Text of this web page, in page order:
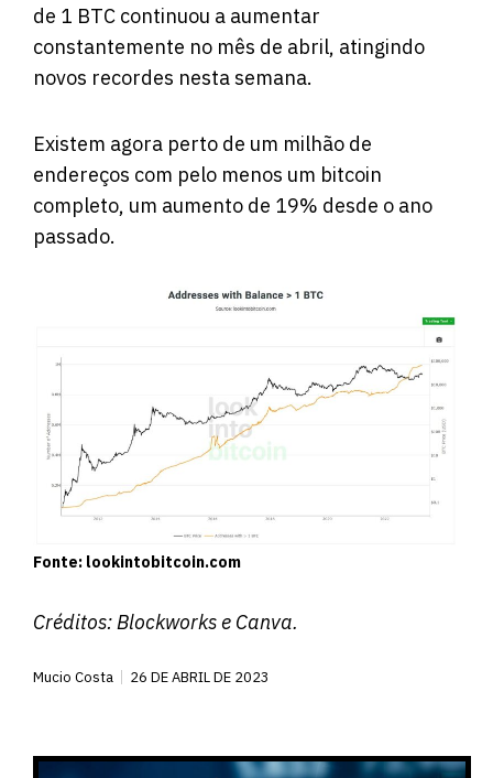
de 1 BTC continuou a aumentar
constantemente no mês de abril, atingindo
novos recordes nesta semana.
Existem agora perto de um milhão de
endereços com pelo menos um bitcoin
completo, um aumento de 19% desde o ano
passado.
Fonte: lookintobitcoin.com
Créditos:Blockworkse Canva.
Mucio Costa 26 DE ABRIL DE 2023